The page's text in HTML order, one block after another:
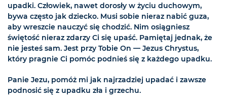
upadki. Człowiek, nawet dorosły w życiu duchowym,
bywa często jak dziecko. Musi sobie nieraz nabić guza,
aby wreszcie nauczyć się chodzić. Nim osiągniesz
świętość nieraz zdarzy Ci się upaść. Pamiętaj jednak, że
nie jesteś sam. Jest przy Tobie On — Jezus Chrystus,
który pragnie Ci pomóc podnieś się z każdego upadku.
Panie Jezu, pomóż mi jak najrzadziej upadać i zawsze
podnosić się z upadku zła i grzechu.